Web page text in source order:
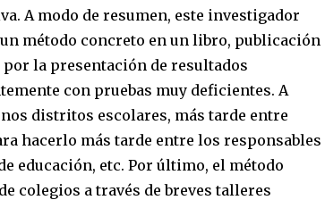
A modo de resumen, este investigador
método concreto en un libro, publicación
la presentación de resultados
con pruebas muy deficientes. A
distritos escolares, más tarde entre
hacerlo más tarde entre los responsables
educación, etc. Por último, el método
colegios a través de breves talleres